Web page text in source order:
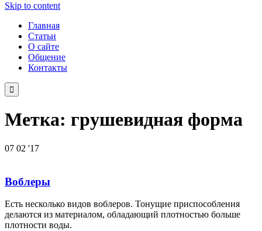
Skip to content
Главная
Статьи
О сайте
Общение
Контакты

Метка: грушевидная форма
07 02 '17
Воблеры
Есть несколько видов воблеров. Тонущие приспособления
делаются из материалом, обладающий плотностью больше
плотности воды.